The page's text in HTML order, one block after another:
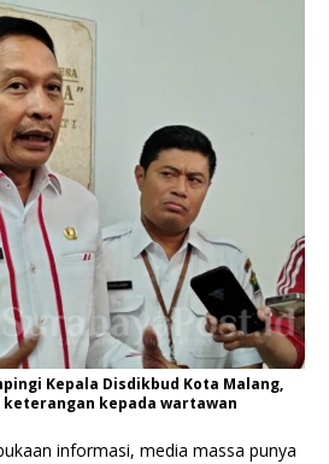
Kepala Disdikbud Kota Malang,
kepada wartawan
informasi, media massa punya